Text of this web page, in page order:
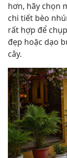
hơn, hãy chọn
chi tiết bèo
rất hợp để
đẹp hoặc dạo
cây.